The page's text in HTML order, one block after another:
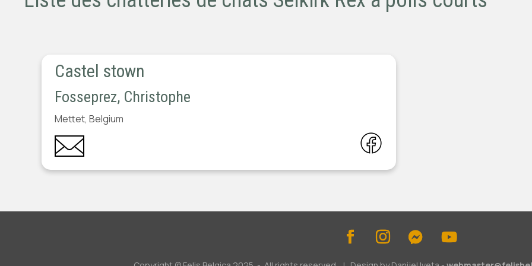
Castel stown
Fosseprez, Christophe
Mettet, Belgium